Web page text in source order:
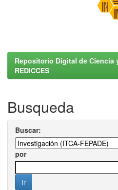
Repositorio Digital de Ciencia
REDICCES
Busqueda
Buscar:
por